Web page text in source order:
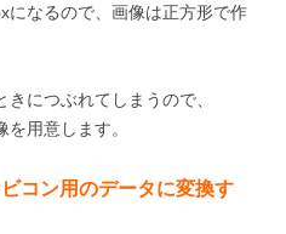
になるので、画像は正方形で作
につぶれてしまうので、
用意します。
コン用のデータに変換す